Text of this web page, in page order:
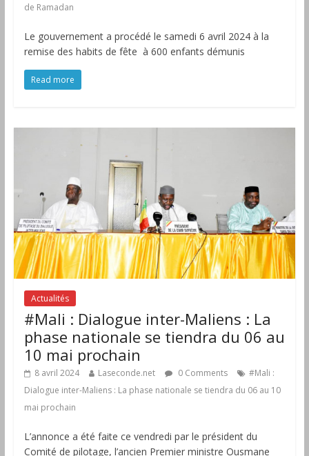
de Ramadan
Le gouvernement a procédé le samedi 6 avril 2024 à la
remise des habits de fête à 600 enfants démunis
Read more
Actualités
#Mali : Dialogue inter-Maliens : La
phase nationale se tiendra du 06 au
10 mai prochain
8 avril 2024 Laseconde.net 0 Comments
#Mali :
Dialogue inter-Maliens : La phase nationale se tiendra du 06 au 10
mai prochain
L’annonce a été faite ce vendredi par le président du
Comité de pilotage, l’ancien Premier ministre Ousmane